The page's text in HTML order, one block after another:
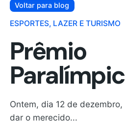
Voltar para blog
ESPORTES, LAZER E TURISMO
Prêmio
Ontem, dia 12 de
dar o merecido...